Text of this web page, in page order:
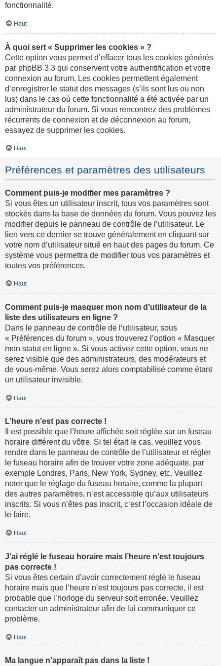
fonctionnalité.
Haut
À quoi sert « Supprimer les cookies » ?
Cette option vous permet d’effacer tous les cookies générés
par phpBB 3.3 qui conservent votre authentification et votre
connexion au forum. Les cookies permettent également
d’enregistrer le statut des messages (s’ils sont lus ou non
lus) dans le cas où cette fonctionnalité a été activée par un
administrateur du forum. Si vous rencontrez des problèmes
récurrents de connexion et de déconnexion au forum,
essayez de supprimer les cookies.
Haut
Préférences et paramètres des utilisateurs
Comment puis-je modifier mes paramètres ?
Si vous êtes un utilisateur inscrit, tous vos paramètres sont
stockés dans la base de données du forum. Vous pouvez les
modifier depuis le panneau de contrôle de l’utilisateur. Le
lien vers ce dernier se trouve généralement en cliquant sur
votre nom d’utilisateur situé en haut des pages du forum. Ce
système vous permettra de modifier tous vos paramètres et
toutes vos préférences.
Haut
Comment puis-je masquer mon nom d’utilisateur de la
liste des utilisateurs en ligne ?
Dans le panneau de contrôle de l’utilisateur, sous
« Préférences du forum », vous trouverez l’option « Masquer
mon statut en ligne ». Si vous activez cette option, vous ne
serez visible que des administrateurs, des modérateurs et
de vous-même. Vous serez alors comptabilisé comme étant
un utilisateur invisible.
Haut
L’heure n’est pas correcte !
Il est possible que l’heure affichée soit réglée sur un fuseau
horaire différent du vôtre. Si tel était le cas, veuillez vous
rendre dans le panneau de contrôle de l’utilisateur et régler
le fuseau horaire afin de trouver votre zone adéquate, par
exemple Londres, Paris, New York, Sydney, etc. Veuillez
noter que le réglage du fuseau horaire, comme la plupart
des autres paramètres, n’est accessible qu’aux utilisateurs
inscrits. Si vous n’êtes pas inscrit, c’est l’occasion idéale de
le faire.
Haut
J’ai réglé le fuseau horaire mais l’heure n’est toujours
pas correcte !
Si vous êtes certain d’avoir correctement réglé le fuseau
horaire mais que l’heure n’est toujours pas correcte, il est
probable que l’horloge du serveur soit erronée. Veuillez
contacter un administrateur afin de lui communiquer ce
problème.
Haut
Ma langue n’apparaît pas dans la liste !